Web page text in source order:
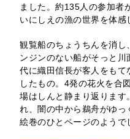
ました。約135人の参加者
いにしえの漁の世界を体感
観覧船のちょうちんを消
ンジンのない船がそっと
代に織田信長が客人をもて
したもの。4発の花火を合
場はしんと静まり返りま
れ、闇の中から鵜舟がゆ
絵巻のひとページのようで